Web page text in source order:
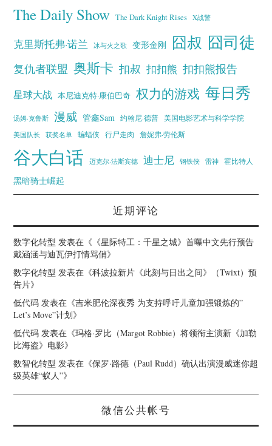
The Daily Show The Dark Knight Rises X战警
克里斯托弗·诺兰 冰与火之歌 变形金刚 囧叔 囧司徒
复仇者联盟 奥斯卡 扣叔 扣扣熊 扣扣熊报告
星球大战 本尼迪克特·康伯巴奇 权力的游戏 每日秀
汤姆·克鲁斯 漫威 管鑫Sam 约翰尼·德普
美国电影艺术与科学学院
美国队长
获奖名单 蝙蝠侠 行尸走肉 詹妮弗·劳伦斯
谷大白话 迈克尔·法斯宾德 迪士尼 钢铁侠 雷神 霍比特人
黑暗骑士崛起
近期评论
数字化转型 发表在《 《星际特工：千星之城》首曝中文先行预告
戴涵涵与迪瓦伊打情骂俏》
数字化转型 发表在《科波拉新片《此刻与日出之间》（Twixt）预
告片》
低代码 发表在《吉米肥伦深夜秀 为支持呼吁儿童加强锻炼的”
Let’s Move”计划》
低代码 发表在《玛格·罗比（Margot Robbie）将领衔主演新《加勒
比海盗》电影》
数智化转型 发表在《保罗·路德（Paul Rudd）确认出演漫威迷你超
级英雄“蚁人”》
微信公共帐号